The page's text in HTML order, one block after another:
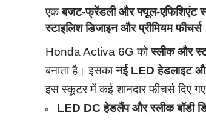
एकबजट-फ्रेंडली और फ्यूल-एफिशिएंट
स्टाइलिश डिजाइन और प्रीमियम फीचर्स
Honda Activa 6G कोस्लीक और
बनाता है। इसकानई LED हेडलाइट
इस स्कूटर में कई शानदार फीचर्स दिए
LED DC हेडलैंप और स्लीक बॉडी